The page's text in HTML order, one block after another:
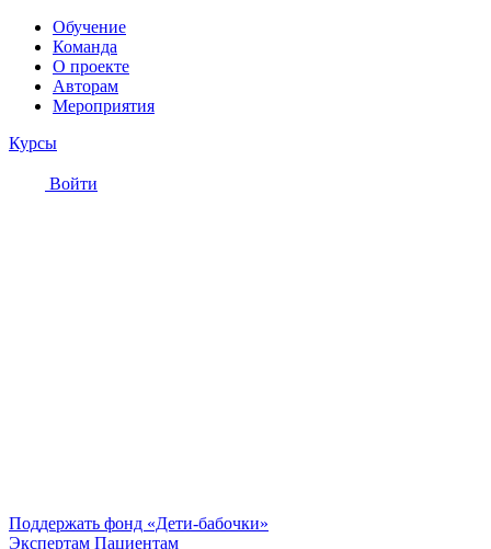
Обучение
Команда
О проекте
Авторам
Мероприятия
Курсы
Войти
Поддержать фонд «Дети-бабочки»
Экспертам Пациентам